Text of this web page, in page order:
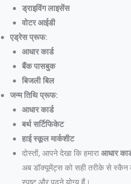
ड्राइविंग लाइसेंस
वोटर आईडी
एड्रेस प्रूफ:
आधार कार्ड
बैंक पासबुक
बिजली बिल
जन्म तिथि प्रूफ:
आधार कार्ड
बर्थ सर्टिफिकेट
हाई स्कूल मार्कशीट
दोस्तों, आपने देखा कि हमाराआधार
अब डॉक्यूमेंट्स को सही तरीके से